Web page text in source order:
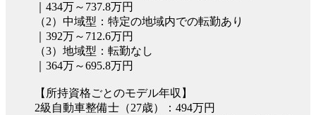
｜434万～737.8万円
（2）中域型：特定の地域内での転勤あり
｜392万～712.6万円
（3）地域型：転勤なし
｜364万～695.8万円
【所持資格ごとのモデル年収】
2級自動車整備士（27歳）：494万円